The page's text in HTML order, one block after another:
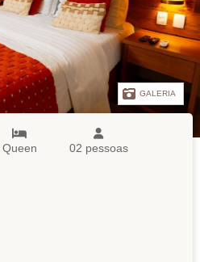
GALERIA
Queen 02 pessoas